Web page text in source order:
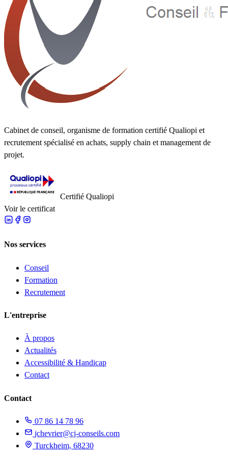
Cabinet de conseil, organisme de formation certifié Qualiopi et
recrutement spécialisé en achats, supply chain et management de
projet.
Certifié Qualiopi
Voir le certificat
Nos services
Conseil
Formation
Recrutement
L'entreprise
À propos
Actualités
Accessibilité & Handicap
Contact
Contact
07 86 14 78 96
jchevrier@cj-conseils.com
Turckheim, 68230